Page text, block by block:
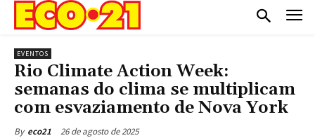
EVENTOS
Rio Climate Action Week:
semanas do clima se multiplicam
com esvaziamento de Nova York
By eco21 26 de agosto de 2025